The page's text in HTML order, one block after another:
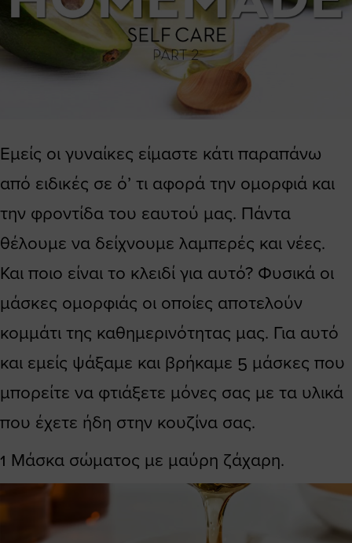
Εμείς οι γυναίκες είμαστε κάτι παραπάνω
από ειδικές σε ό’ τι αφορά την ομορφιά και
την φροντίδα του εαυτού μας. Πάντα
θέλουμε να δείχνουμε λαμπερές και νέες.
Και ποιο είναι το κλειδί για αυτό? Φυσικά οι
μάσκες ομορφιάς οι οποίες αποτελούν
κομμάτι της καθημερινότητας μας. Για αυτό
και εμείς ψάξαμε και βρήκαμε 5 μάσκες που
μπορείτε να φτιάξετε μόνες σας με τα υλικά
που έχετε ήδη στην κουζίνα σας.
1 Μάσκα σώματος με μαύρη ζάχαρη.